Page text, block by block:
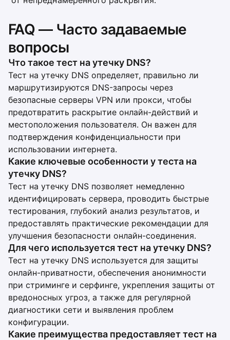
FAQ — Часто задаваемые
вопросы
Что такое тест на утечку DNS?
Тест на утечку DNS определяет, правильно ли
маршрутизируются DNS-запросы через
безопасные серверы VPN или прокси, чтобы
предотвратить раскрытие онлайн-действий и
местоположения пользователя. Он важен для
подтверждения конфиденциальности при
использовании интернета.
Какие ключевые особенности у теста на
утечку DNS?
Тест на утечку DNS позволяет немедленно
идентифицировать сервера, проводить быстрые
тестирования, глубокий анализ результатов, и
предоставлять практические рекомендации для
улучшения безопасности онлайн-соединения.
Для чего используется тест на утечку DNS?
Тест на утечку DNS используется для защиты
онлайн-приватности, обеспечения анонимности
при стриминге и серфинге, укрепления защиты от
вредоносных угроз, а также для регулярной
диагностики сети и выявления проблем
конфигурации.
Какие преимущества предоставляет тест на